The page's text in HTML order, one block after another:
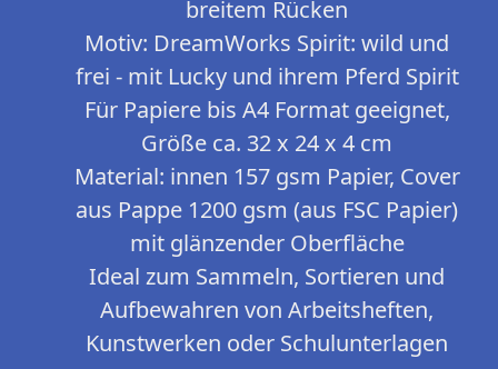
breitem Rücken
Motiv: DreamWorks Spirit: wild und
frei - mit Lucky und ihrem Pferd Spirit
Für Papiere bis A4 Format geeignet,
Größe ca. 32 x 24 x 4 cm
Material: innen 157 gsm Papier, Cover
aus Pappe 1200 gsm (aus FSC Papier)
mit glänzender Oberfläche
Ideal zum Sammeln, Sortieren und
Aufbewahren von Arbeitsheften,
Kunstwerken oder Schulunterlagen